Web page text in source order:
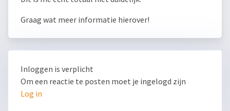
Graag wat meer informatie hierover!
Inloggen is verplicht
Om een reactie te posten moet je ingelogd zijn
Log in